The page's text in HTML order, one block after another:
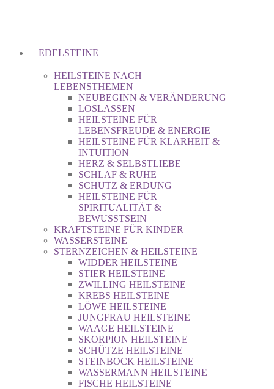
EDELSTEINE
HEILSTEINE NACH
LEBENSTHEMEN
NEUBEGINN & VERÄNDERUNG
LOSLASSEN
HEILSTEINE FÜR
LEBENSFREUDE & ENERGIE
HEILSTEINE FÜR KLARHEIT &
INTUITION
HERZ & SELBSTLIEBE
SCHLAF & RUHE
SCHUTZ & ERDUNG
HEILSTEINE FÜR
SPIRITUALITÄT &
BEWUSSTSEIN
KRAFTSTEINE FÜR KINDER
WASSERSTEINE
STERNZEICHEN & HEILSTEINE
WIDDER HEILSTEINE
STIER HEILSTEINE
ZWILLING HEILSTEINE
KREBS HEILSTEINE
LÖWE HEILSTEINE
JUNGFRAU HEILSTEINE
WAAGE HEILSTEINE
SKORPION HEILSTEINE
SCHÜTZE HEILSTEINE
STEINBOCK HEILSTEINE
WASSERMANN HEILSTEINE
FISCHE HEILSTEINE